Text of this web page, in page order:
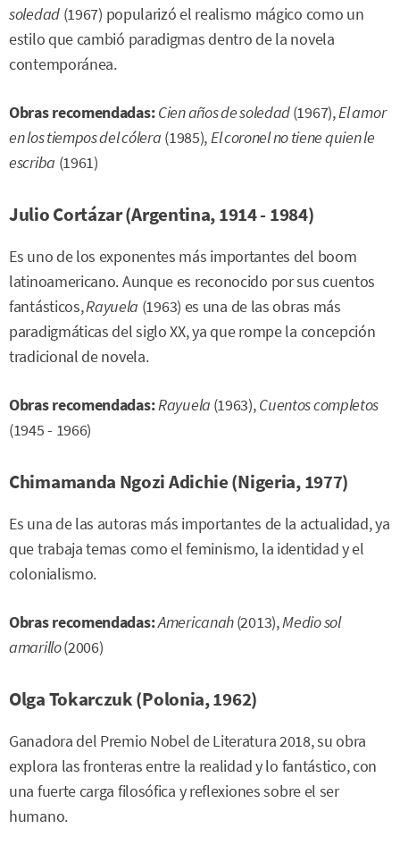
soledad(1967) popularizó el realismo mágico como un
estilo que cambió paradigmas dentro de la novela
contemporánea.
Obras recomendadas: Cien años de soledad(1967),El amor
en los tiempos del cólera (1985),El coronel no tiene quien le
escriba (1961)
Julio Cortázar (Argentina, 1914 - 1984)
Es uno de los exponentes más importantes del boom
latinoamericano. Aunque es reconocido por sus cuentos
fantásticos,Rayuela (1963) es una de las obras más
paradigmáticas del siglo XX, ya que rompe la concepción
tradicional de novela.
Obras recomendadas:Rayuela (1963),Cuentos completos
(1945 - 1966)
Chimamanda Ngozi Adichie (Nigeria, 1977)
Es una de las autoras más importantes de la actualidad, ya
que trabaja temas como el feminismo, la identidad y el
colonialismo.
Obras recomendadas:Americanah(2013),Medio sol
amarillo(2006)
Olga Tokarczuk (Polonia, 1962)
Ganadora del Premio Nobel de Literatura 2018, su obra
explora las fronteras entre la realidad y lo fantástico, con
una fuerte carga filosófica y reflexiones sobre el ser
humano.